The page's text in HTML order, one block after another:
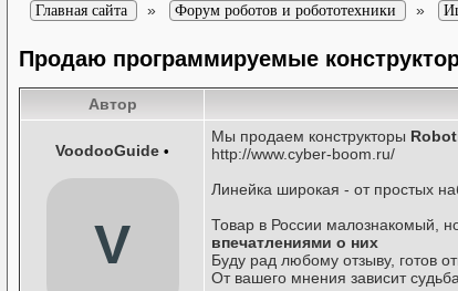
Главная сайта » Форум роботов и робототехники »
Продаю программируемые
Автор
VoodooGuide •
V
Мы продаем конструкторы
http://www.cyber-boom.ru/
Линейка широкая - от простых
Товар в России малознакомый,
впечатлениями о них
Буду рад любому отзыву, готов
От вашего мнения зависит